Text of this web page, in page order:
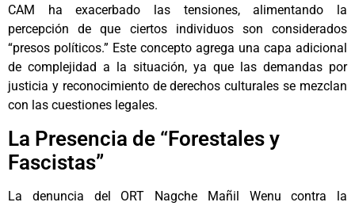
CAM ha exacerbado las tensiones, alimentando la
percepción de que ciertos individuos son considerados
“presos políticos.” Este concepto agrega una capa adicional
de complejidad a la situación, ya que las demandas por
justicia y reconocimiento de derechos culturales se mezclan
con las cuestiones legales.
La Presencia de “Forestales y
Fascistas”
La denuncia del ORT Nagche Mañil Wenu contra la